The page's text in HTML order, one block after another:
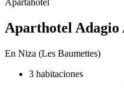
Apartahotel
Aparthotel Adagio
En Niza (Les Baumettes)
3 habitaciones